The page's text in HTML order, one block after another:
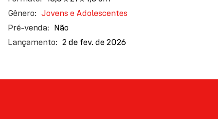
Jovens e Adolescentes
Não
2 de fev. de 2026